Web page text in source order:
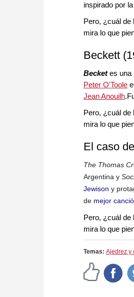
inspirado por
Pero, ¿cuál de
mira lo que
Beckett
Becketes una
Peter O'Toole
Jean Anouilh
Pero, ¿cuál de
mira lo que
El caso
The Thomas
Argentina y
Jewison y
de mejor
Pero, ¿cuál de
mira lo que
Temas: Ajedrez y